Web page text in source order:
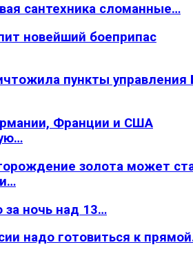
сантехника сломанные…
новейший боеприпас
пункты
Франции и США
золота может
за ночь над 13…
надо готовиться к